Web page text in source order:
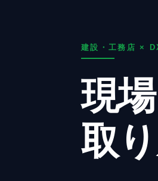
建設・工務店 ×
現
取